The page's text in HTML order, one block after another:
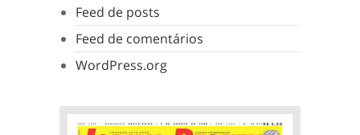
Feed de posts
Feed de comentários
WordPress.org